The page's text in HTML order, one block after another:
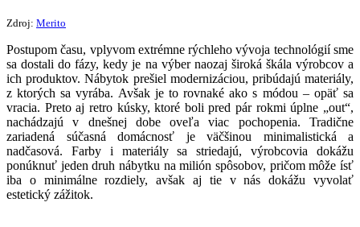
Zdroj: Merito
Postupom času, vplyvom extrémne rýchleho vývoja technológií sme
sa dostali do fázy, kedy je na výber naozaj široká škála výrobcov a
ich produktov. Nábytok prešiel modernizáciou, pribúdajú materiály,
z ktorých sa vyrába. Avšak je to rovnaké ako s módou – opäť sa
vracia. Preto aj retro kúsky, ktoré boli pred pár rokmi úplne „out“,
nachádzajú v dnešnej dobe oveľa viac pochopenia. Tradične
zariadená súčasná domácnosť je väčšinou minimalistická a
nadčasová. Farby i materiály sa striedajú, výrobcovia dokážu
ponúknuť jeden druh nábytku na milión spôsobov, pričom môže ísť
iba o minimálne rozdiely, avšak aj tie v nás dokážu vyvolať
estetický zážitok.